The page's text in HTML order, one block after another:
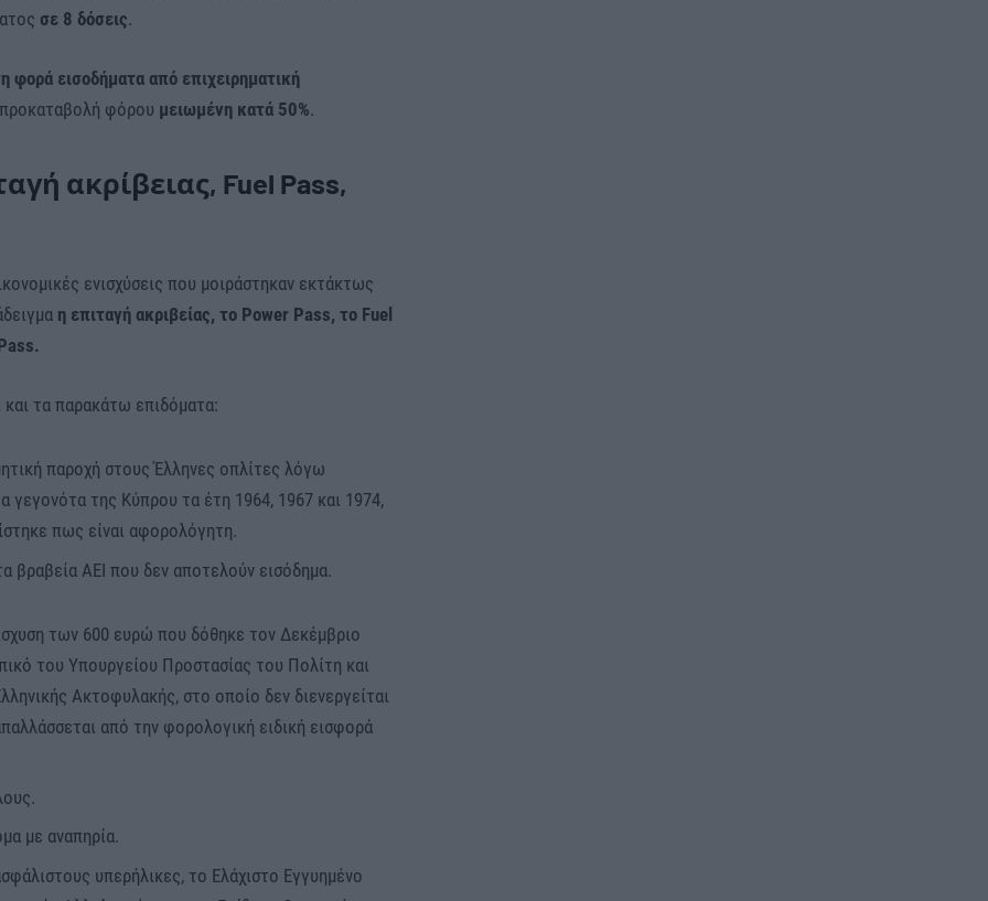
σε 8 δόσεις.
φορά εισοδήματα από επιχειρηματική
φόρου μειωμένη κατά 50%.
ακρίβειας, Fuel Pass,
ενισχύσεις που μοιράστηκαν εκτάκτως
η επιταγή ακριβείας, το Power Pass, το Fuel
τα παρακάτω επιδόματα:
παροχή στους Έλληνες οπλίτες λόγω
γεγονότα της Κύπρου τα έτη 1964, 1967 και 1974,
πως είναι αφορολόγητη.
βραβεία ΑΕΙ που δεν αποτελούν εισόδημα.
των 600 ευρώ που δόθηκε τον Δεκέμβριο
του Υπουργείου Προστασίας του Πολίτη και
Ακτοφυλακής, στο οποίο δεν διενεργείται
από την φορολογική ειδική εισφορά
με αναπηρία.
υπερήλικες, το Ελάχιστο Εγγυημένο